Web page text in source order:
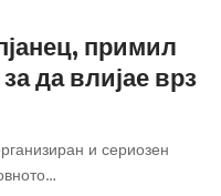
примил
да влијае врз
и сериозен
…